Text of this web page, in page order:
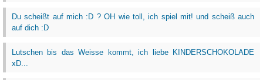
Du scheißt auf mich :D ? OH wie toll, ich spiel mit! und scheiß auch
auf dich :D
Lutschen bis das Weisse kommt, ich liebe KINDERSCHOKOLADE
xD...